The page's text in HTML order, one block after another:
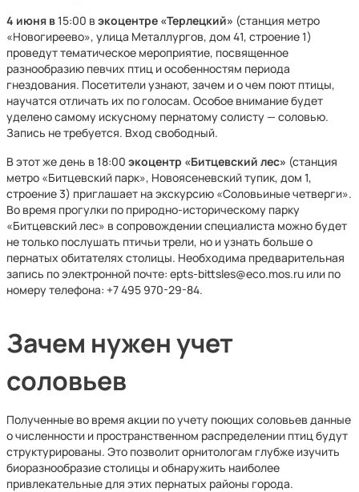
4 июня в15:00 в экоцентре «Терлецкий» (станция метро
«Новогиреево», улица Металлургов, дом 41, строение 1)
проведут тематическое мероприятие, посвященное
разнообразию певчих птиц и особенностям периода
гнездования. Посетители узнают, зачем и о чем поют птицы,
научатся отличать их по голосам. Особое внимание будет
уделено самому искусному пернатому солисту — соловью.
Запись не требуется. Вход свободный.
В этот же день в 18:00 экоцентр «Битцевский лес» (станция
метро «Битцевский парк», Новоясеневский тупик, дом 1,
строение 3) приглашает на экскурсию «Соловьиные четверги».
Во время прогулки по природно-историческому парку
«Битцевский лес» в сопровождении специалиста можно будет
не только послушать птичьи трели, но и узнать больше о
пернатых обитателях столицы. Необходима предварительная
запись по электронной почте: epts-bittsles@eco.mos.ru или по
номеру телефона: +7 495 970-29-84.
Зачем нужен учет
соловьев
Полученные во время акции по учету поющих соловьев данные
о численности и пространственном распределении птиц будут
структурированы. Это позволит орнитологам глубже изучить
биоразнообразие столицы и обнаружить наиболее
привлекательные для этих пернатых районы города.